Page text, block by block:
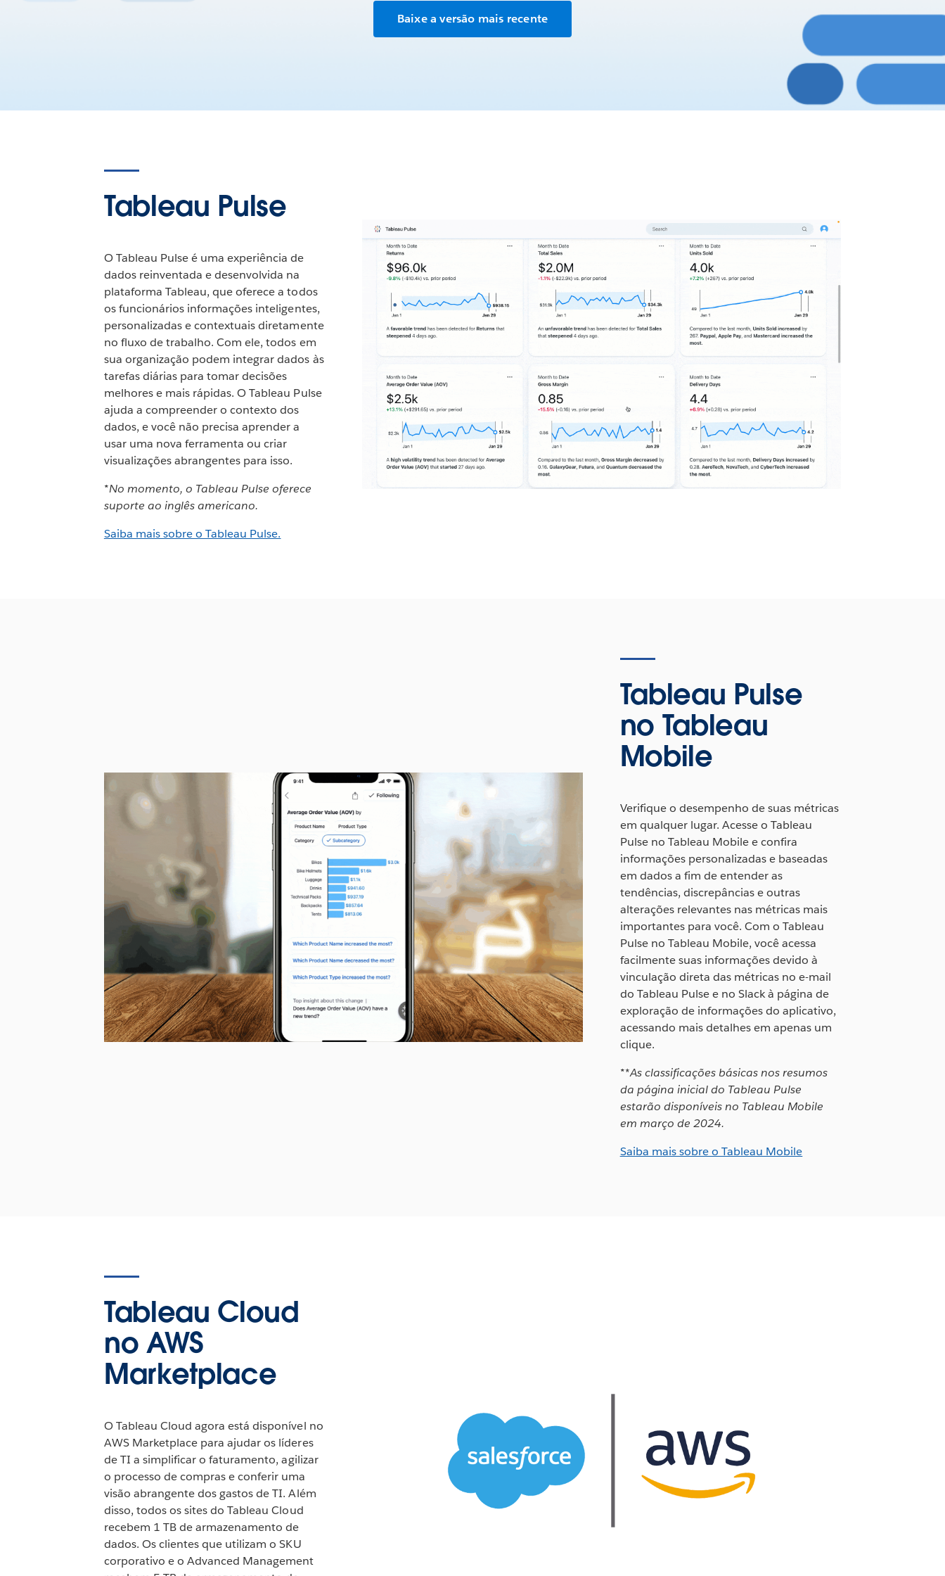
Baixe a versão mais recente
Tableau Pulse
O Tableau Pulse é uma experiência de
dados reinventada e desenvolvida na
plataforma Tableau, que oferece a todos
os funcionários informações inteligentes,
personalizadas e contextuais diretamente
no fluxo de trabalho. Com ele, todos em
sua organização podem integrar dados às
tarefas diárias para tomar decisões
melhores e mais rápidas. O Tableau Pulse
ajuda a compreender o contexto dos
dados, e você não precisa aprender a
usar uma nova ferramenta ou criar
visualizações abrangentes para isso.
*No momento, o Tableau Pulse oferece
suporte ao inglês americano.
Saiba mais sobre o Tableau Pulse.
Tableau Pulse
no Tableau
Mobile
Verifique o desempenho de suas métricas
em qualquer lugar. Acesse o Tableau
Pulse no Tableau Mobile e confira
informações personalizadas e baseadas
em dados a fim de entender as
tendências, discrepâncias e outras
alterações relevantes nas métricas mais
importantes para você. Com o Tableau
Pulse no Tableau Mobile, você acessa
facilmente suas informações devido à
vinculação direta das métricas no e-mail
do Tableau Pulse e no Slack à página de
exploração de informações do aplicativo,
acessando mais detalhes em apenas um
clique.
**As classificações básicas nos resumos
da página inicial do Tableau Pulse
estarão disponíveis no Tableau Mobile
em março de 2024.
Saiba mais sobre o Tableau Mobile
Tableau Cloud
no AWS
Marketplace
O Tableau Cloud agora está disponível no
AWS Marketplace para ajudar os líderes
de TI a simplificar o faturamento, agilizar
o processo de compras e conferir uma
visão abrangente dos gastos de TI. Além
disso, todos os sites do Tableau Cloud
recebem 1 TB de armazenamento de
dados. Os clientes que utilizam o SKU
corporativo e o Advanced Management